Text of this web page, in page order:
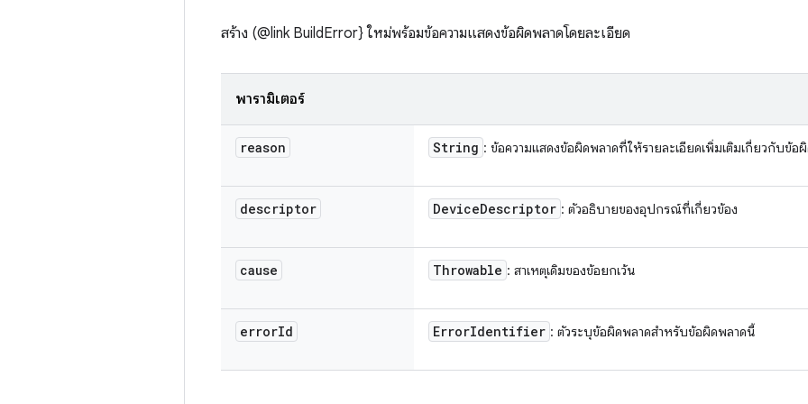
สร้าง (@link BuildError} ใหม่พร้อมข้อความแสดงข้อผิดพลาดโดยละเอียด
พารามิเตอร์
reason String : ข้อความแสดงข้อผิดพลาดที่ให้รายละเอียดเพิ่มเติมเกี่ยวกับข้อ
descriptor DeviceDescriptor : ตัวอธิบายของอุปกรณ์ที่เกี่ยวข้อง
cause Throwable : สาเหตุเดิมของข้อยกเว้น
errorId ErrorIdentifier : ตัวระบุข้อผิดพลาดสำหรับข้อผิดพลาดนี้